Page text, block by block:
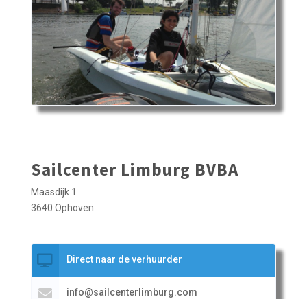
Sailcenter Limburg BVBA
Maasdijk 1
3640 Ophoven
Direct naar de verhuurder
info@sailcenterlimburg.com